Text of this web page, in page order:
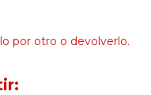
por otro o devolverlo.